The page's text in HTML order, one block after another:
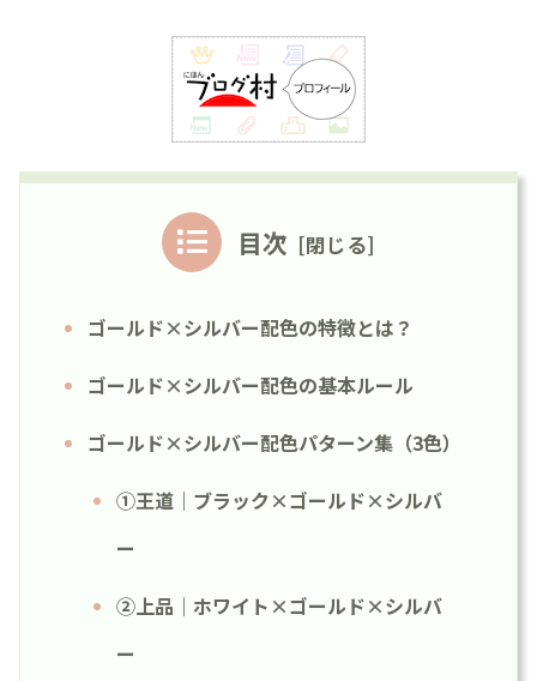
目次
ゴールド×シルバー配色の特徴とは？
ゴールド×シルバー配色の基本ルール
ゴールド×シルバー配色パターン集（3色）
①王道｜ブラック×ゴールド×シルバ
ー
②上品｜ホワイト×ゴールド×シルバ
ー